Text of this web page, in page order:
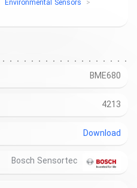
Environmental Sensors
BME680
4213
Download
Bosch Sensortec